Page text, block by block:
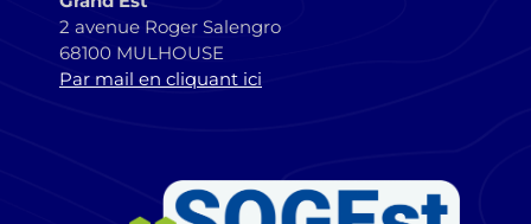
2 avenue Roger Salengro
68100 MULHOUSE
Par mail en cliquant ici